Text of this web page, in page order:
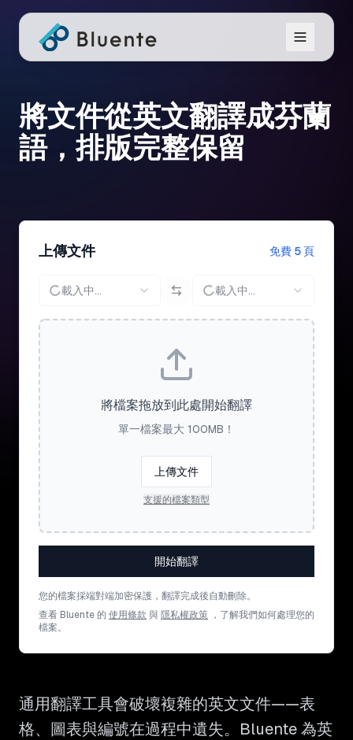
將文件從英文翻譯成芬蘭
語，排版完整保留
上傳文件 免費 5 頁
載入中... 載入中...
將檔案拖放到此處開始翻譯
單一檔案最大 100MB！
上傳文件
支援的檔案類型
開始翻譯
您的檔案採端對端加密保護，翻譯完成後自動刪除。
查看 Bluente 的 使用條款 與 隱私權政策 ，了解我們如何處理您的
檔案。
通用翻譯工具會破壞複雜的英文文件——表
格、圖表與編號在過程中遺失。Bluente 為英